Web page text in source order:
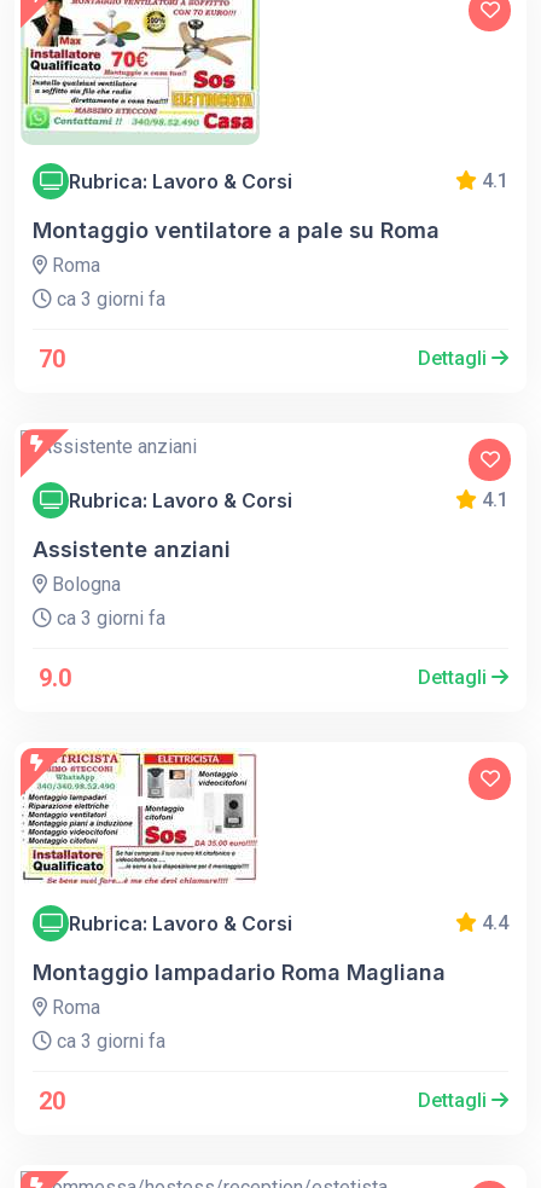
Rubrica: Lavoro & Corsi 4.1
Montaggio ventilatore a pale su Roma
Roma
ca 3 giorni fa
70 Dettagli
Rubrica: Lavoro & Corsi 4.1
Assistente anziani
Bologna
ca 3 giorni fa
9.0 Dettagli
Rubrica: Lavoro & Corsi 4.4
Montaggio lampadario Roma Magliana
Roma
ca 3 giorni fa
20 Dettagli